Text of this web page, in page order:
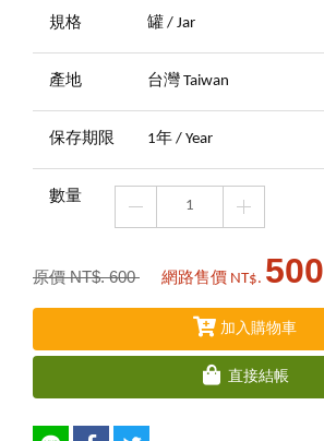
規格 罐 / Jar
產地 台灣 Taiwan
保存期限 1年 / Year
數量
原價 NT$. 600 網路售價 NT$. 500
加入購物車
直接結帳